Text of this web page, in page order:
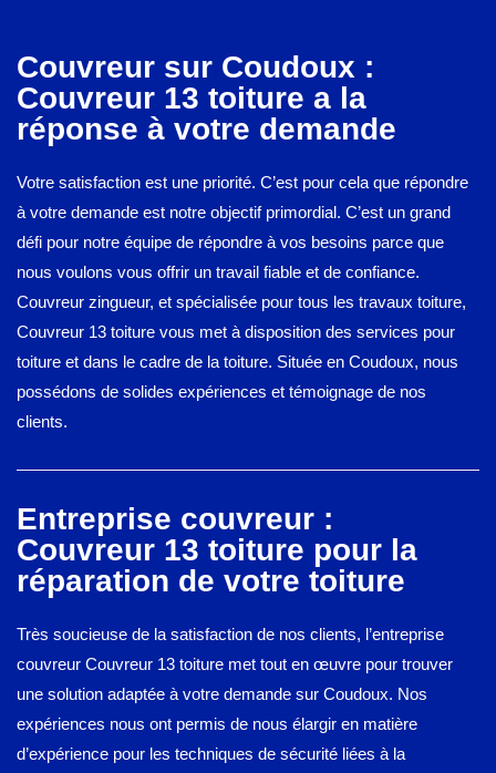
Couvreur sur Coudoux :
Couvreur 13 toiture a la
réponse à votre demande
Votre satisfaction est une priorité. C’est pour cela que répondre
à votre demande est notre objectif primordial. C’est un grand
défi pour notre équipe de répondre à vos besoins parce que
nous voulons vous offrir un travail fiable et de confiance.
Couvreur zingueur, et spécialisée pour tous les travaux toiture,
Couvreur 13 toiture vous met à disposition des services pour
toiture et dans le cadre de la toiture. Située en Coudoux, nous
possédons de solides expériences et témoignage de nos
clients.
Entreprise couvreur :
Couvreur 13 toiture pour la
réparation de votre toiture
Très soucieuse de la satisfaction de nos clients, l’entreprise
couvreur Couvreur 13 toiture met tout en œuvre pour trouver
une solution adaptée à votre demande sur Coudoux. Nos
expériences nous ont permis de nous élargir en matière
d’expérience pour les techniques de sécurité liées à la